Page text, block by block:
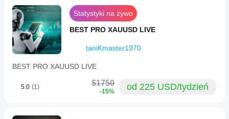
Statystyki na żywo
BEST PRO XAUUSD LIVE
taniKmaster1970
BEST PRO XAUUSD LIVE
5.0 (1) $1750
-15% od 225 USD/tydzień